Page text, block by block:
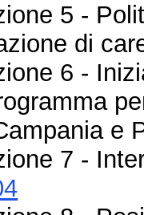
5 -
di
6 -
e
7 -